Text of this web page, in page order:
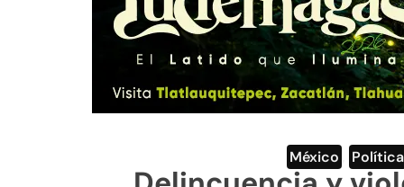
México Política